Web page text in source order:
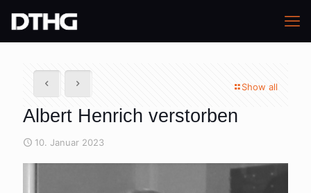
Show all
Albert Henrich verstorben
10. Januar 2023